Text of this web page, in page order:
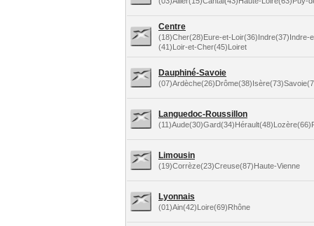
Centre
(18)Cher(28)Eure-et-Loir(36)Indre(37)Indre-
(41)Loir-et-Cher(45)Loiret
Dauphiné-Savoie
Languedoc-Roussillon
Limousin
(19)Corrèze(23)Creuse(87)Haute-Vienne
Lyonnais
(01)Ain(42)Loire(69)Rhône